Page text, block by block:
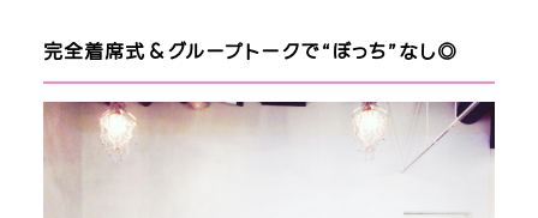
完全着席式＆グループトークで“ぼっち”なし◎